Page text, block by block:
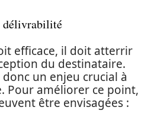
délivrabilité
efficace, il doit atterrir
du destinataire.
donc un enjeu crucial à
Pour améliorer ce point,
être envisagées :